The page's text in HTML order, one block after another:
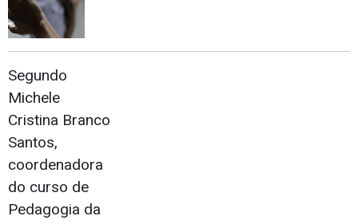
Segundo
Michele
Cristina Branco
Santos,
coordenadora
do curso de
Pedagogia da